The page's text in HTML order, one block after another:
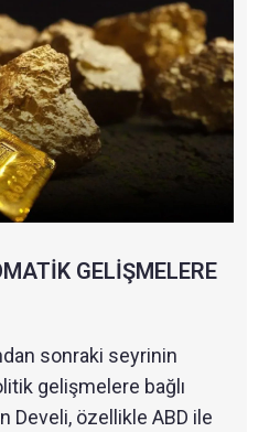
GELİŞMELERE
sonraki seyrinin
gelişmelere bağlı
Develi, özellikle ABD ile